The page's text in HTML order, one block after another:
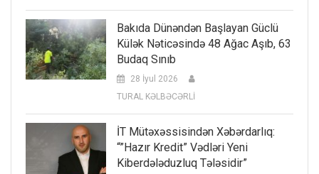
Bakıda Dünəndən Başlayan Güclü
Külək Nəticəsində 48 Ağac Aşıb, 63
Budaq Sınıb
28 İyul 2026
TURAL KƏLBƏCƏRLİ
İT Mütəxəssisindən Xəbərdarlıq:
“”Hazır Kredit” Vədləri Yeni
Kiberdələduzluq Tələsidir”